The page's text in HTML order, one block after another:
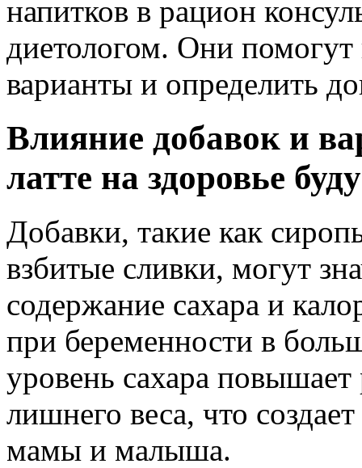
напитков в рацион
диетологом. Они помогут
варианты и определить
Влияние добавок и
латте на здоровье
Добавки, такие как
взбитые сливки, могут
содержание сахара и
при беременности в
уровень сахара повышает
лишнего веса, что
мамы и малыша.